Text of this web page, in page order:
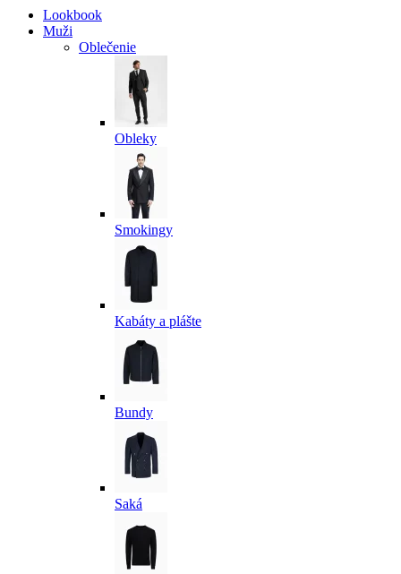
Lookbook
Muži
Oblečenie
Obleky
Smokingy
Kabáty a plášte
Bundy
Saká